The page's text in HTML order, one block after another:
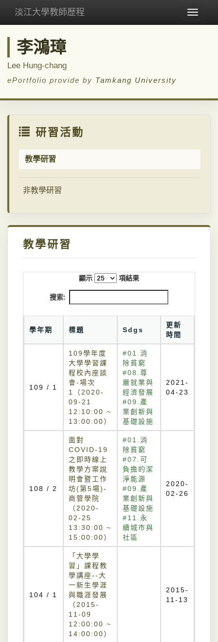
Toggle
淡江大學教師歷程
李鴻璋
Lee Hung-chang
ePortfolio provide by Tamkang University
研習活動
教學研習
非教學研習
教學研習
顯示 項結果
搜索:
學年期 標題 Sdgs
更新
時間
109 / 1
109學年度
大學學習課
程校內座談
會-場次
1（2020-
09-21
12:10:00 ~
13:00:00）
#01.消
除貧窮
#08.尊
嚴就業與
經濟發展
#09.產
業創新與
基礎設施
2021-
04-23
108 / 2
面對
COVID-19
之即時線上
教學方案說
明會暨工作
坊(第5場)-
商管學院
（2020-
02-25
13:30:00 ~
15:00:00）
#01.消
除貧窮
#07.可
負擔的潔
淨能源
#09.產
業創新與
基礎設施
#11.永
續城市與
社區
2020-
02-26
104 / 1
「大學學
習」課程教
學講座--大
一新生學涯
與職涯發展
（2015-
11-09
12:00:00 ~
14:00:00）
2015-
11-13